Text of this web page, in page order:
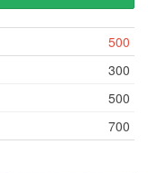
500
300
500
700